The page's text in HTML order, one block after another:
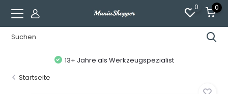
0 0
13+ Jahre als Werkzeugspezialist
Startseite